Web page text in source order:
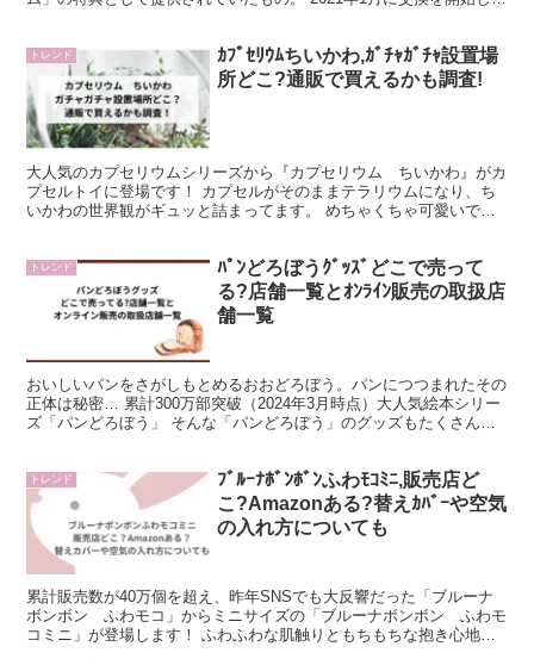
トレンド
ｶﾌﾟｾﾘｳﾑちいかわ,ｶﾞﾁｬｶﾞﾁｬ設置場
所どこ?通販で買えるかも調査!
大人気のカプセリウムシリーズから『カプセリウム ちいかわ』がカ
プセルトイに登場です！ カプセルがそのままテラリウムになり、ち
いかわの世界観がギュッと詰まってます。 めちゃくちゃ可愛いで
トレンド
ﾊﾟﾝどろぼうｸﾞｯｽﾞどこで売って
る?店舗一覧とｵﾝﾗｲﾝ販売の取扱店
舗一覧
おいしいパンをさがしもとめるおおどろぼう。パンにつつまれたその
正体は秘密… 累計300万部突破（2024年3月時点）大人気絵本シリー
ズ「パンどろぼう」 そんな「パンどろぼう」のグッズもたくさん出
トレンド
ﾌﾞﾙｰﾅﾎﾞﾝﾎﾞﾝふわﾓｺﾐﾆ,販売店ど
こ?Amazonある?替えｶﾊﾞｰや空気
の入れ方についても
累計販売数が40万個を超え、昨年SNSでも大反響だった「ブルーナ
ボンボン ふわモコ」からミニサイズの「ブルーナボンボン ふわモ
コミニ」が登場します！ ふわふわな肌触りともちもちな抱き心地